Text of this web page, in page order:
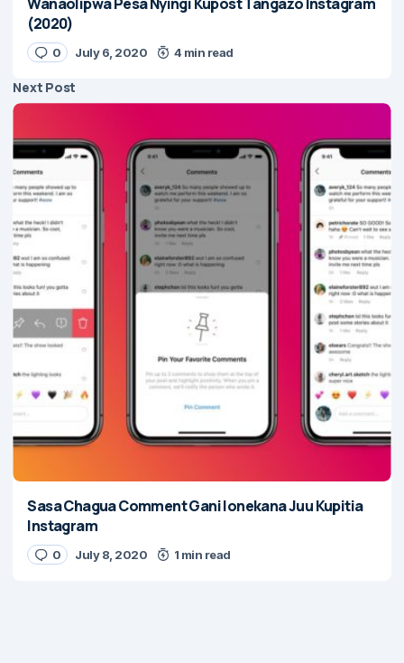
(2020)
0 July 6, 2020 4 min read
Next Post
Sasa Chagua Comment Gani Ionekana Juu Kupitia
Instagram
0 July 8, 2020 1 min read